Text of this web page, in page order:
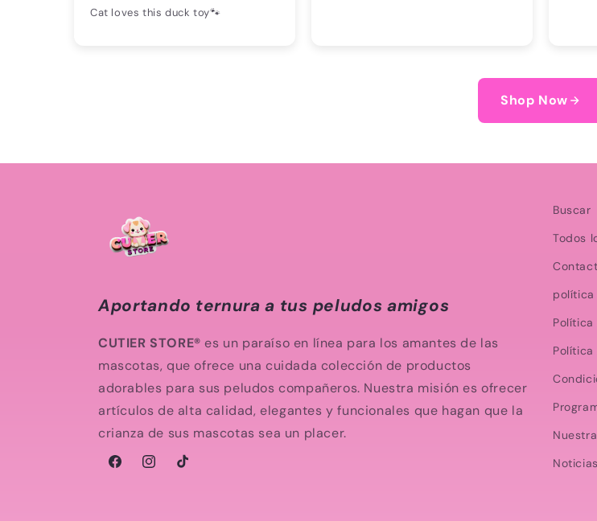
Cat loves this duck toy🐾
Shop Now
Aportando ternura a tus peludos amigos
CUTIER STORE® es un paraíso en línea para los amantes de las
mascotas, que ofrece una cuidada colección de productos
adorables para sus peludos compañeros. Nuestra misión es ofrecer
artículos de alta calidad, elegantes y funcionales que hagan que la
crianza de sus mascotas sea un placer.
FacebookInstagramTikTok
Buscar
Todos
Política
Noticias